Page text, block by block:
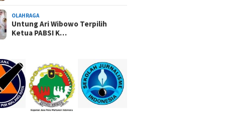
OLAHRAGA
Untung Ari Wibowo Terpilih
Ketua PABSI K…